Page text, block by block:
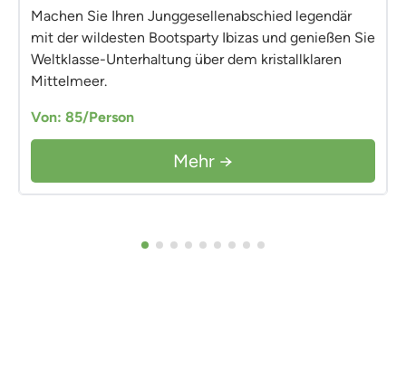
Machen Sie Ihren Junggesellenabschied legendär
mit der wildesten Bootsparty Ibizas und genießen Sie
Weltklasse-Unterhaltung über dem kristallklaren
Mittelmeer.
Von: 85/Person
Mehr →